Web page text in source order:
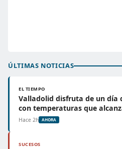
ÚLTIMAS NOTICIAS
EL TIEMPO
Valladolid disfruta de un día
con temperaturas que
Hace 2h AHORA
SUCESOS